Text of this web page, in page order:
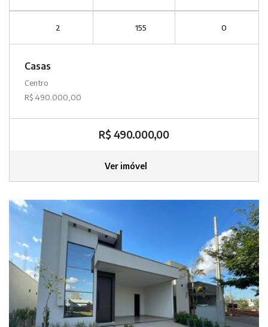
2 155 0
Casas
Centro
R$ 490.000,00
R$ 490.000,00
Ver imóvel